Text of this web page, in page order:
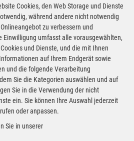
Cookies, den Web Storage und Dienste
während andere nicht notwendig
zu verbessern und
Einwilligung umfasst alle vorausgewählten,
und Dienste, und die mit Ihnen
auf Ihrem Endgerät sowie
und die folgende Verarbeitung
Sie die Kategorien auswählen und auf
Sie in die Verwendung der nicht
ein. Sie können Ihre Auswahl jederzeit
oder anpassen.
Sie in unserer